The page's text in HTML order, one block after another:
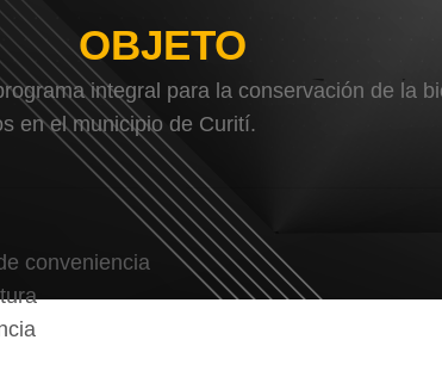
OBJETO
integral para la conservación de la
en el municipio de Curití.
conveniencia